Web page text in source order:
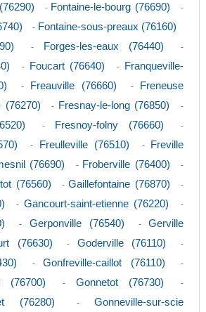
- Fontaine-le-bourg (76690) -
- Fontaine-sous-preaux (76160)
- Forges-les-eaux (76440) -
- Foucart (76640) -
Franqueville-
- Freauville (76660) -
Freneuse
(76270) - Fresnay-le-long (76850) -
- Fresnoy-folny (76660) -
- Freulleville (76510) -
Freville
(76690) - Froberville (76400) -
(76560) -Gaillefontaine (76870) -
- Gancourt-saint-etienne (76220) -
- Gerponville (76540) -Gerville
(76630) - Goderville (76110) -
-Gonfreville-caillot (76110) -
(76700) - Gonnetot (76730) -
(76280) -Gonneville-sur-scie